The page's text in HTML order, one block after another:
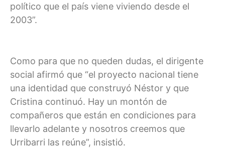
político que el país viene viviendo desde el
2003”.
Como para que no queden dudas, el dirigente
social afirmó que “el proyecto nacional tiene
una identidad que construyó Néstor y que
Cristina continuó. Hay un montón de
compañeros que están en condiciones para
llevarlo adelante y nosotros creemos que
Urribarri las reúne”, insistió.